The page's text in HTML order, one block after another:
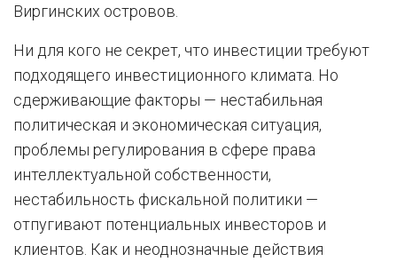
Виргинских островов.
Ни для кого не секрет, что инвестиции требуют
подходящего инвестиционного климата. Но
сдерживающие факторы — нестабильная
политическая и экономическая ситуация,
проблемы регулирования в сфере права
интеллектуальной собственности,
нестабильность фискальной политики —
отпугивают потенциальных инвесторов и
клиентов. Как и неоднозначные действия